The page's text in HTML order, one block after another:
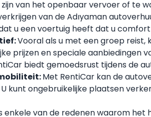
van het openbaar vervoer of te
van de Adıyaman
u een voertuig heeft dat u
Vooral als u met een groep reist,
prijzen en speciale aanbiedingen
biedt gemoedsrust tijdens de
Met RentiCar kan de
kunt ongebruikelijke plaatsen
enkele van de redenen waarom het